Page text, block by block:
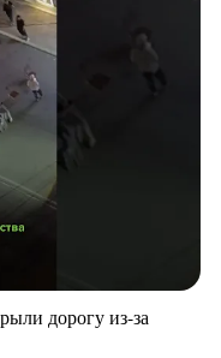
дорогу из-за